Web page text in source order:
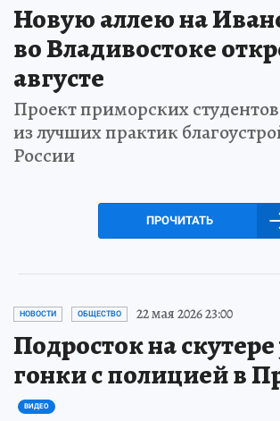
Новую аллею на
во Владивостоке
августе
Проект приморских
из лучших практик
России
ПРОЧИТАТЬ
НОВОСТИ ОБЩЕСТВО 22 мая 2026 23:00
Подросток на
гонки с полицией в
ВИДЕО